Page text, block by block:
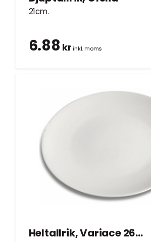
21cm.
6.88 krinkl. moms
Heltallrik, Variace 26cm